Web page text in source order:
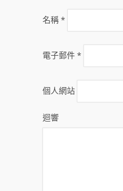
名稱*
電子郵件*
個人網站
迴響